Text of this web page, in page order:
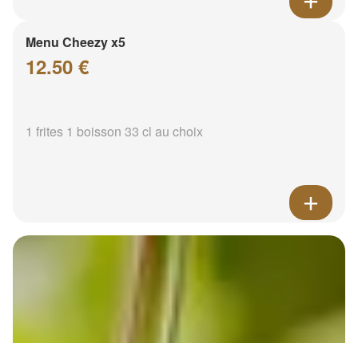
Menu Cheezy x5
12.50 €
1 frites 1 boisson 33 cl au choix